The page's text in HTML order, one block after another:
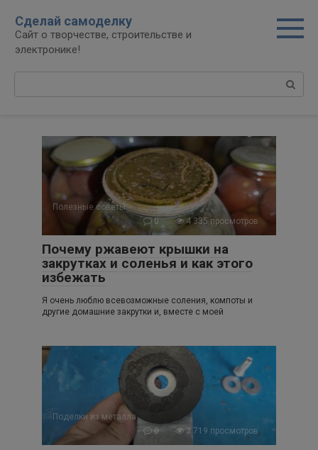
контенту
Сделай самоделку
Сайт о творчестве, строительстве и
электронике!
Полезные советы
0
4 335 просмотров
Почему ржавеют крышки на
закрутках и соленья и как этого
избежать
Я очень люблю всевозможные соления, компоты и
другие домашние закрутки и, вместе с моей
Поделки из металла
0
3 719 просмотров